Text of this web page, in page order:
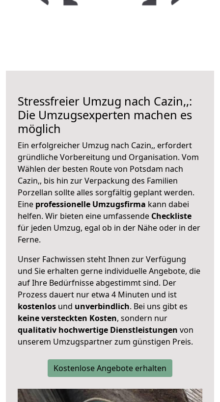
Stressfreier Umzug nach Cazin,,:
Die Umzugsexperten machen es
möglich
Ein erfolgreicher Umzug nach Cazin,, erfordert
gründliche Vorbereitung und Organisation. Vom
Wählen der besten Route von Potsdam nach
Cazin,, bis hin zur Verpackung des Familien
Porzellan sollte alles sorgfältig geplant werden.
Eine professionelle Umzugsfirma kann dabei
helfen. Wir bieten eine umfassende Checkliste
für jeden Umzug, egal ob in der Nähe oder in der
Ferne.
Unser Fachwissen steht Ihnen zur Verfügung
und Sie erhalten gerne individuelle Angebote, die
auf Ihre Bedürfnisse abgestimmt sind. Der
Prozess dauert nur etwa 4 Minuten und ist
kostenlos und unverbindlich. Bei uns gibt es
keine versteckten Kosten, sondern nur
qualitativ hochwertige Dienstleistungen von
unserem Umzugspartner zum günstigen Preis.
Kostenlose Angebote erhalten